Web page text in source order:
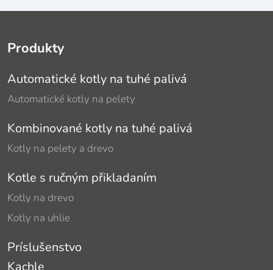
Produkty
Automatické kotly na tuhé palivá
Automatické kotly na pelety
Kombinované kotly na tuhé palivá
Kotly na pelety a drevo
Kotle s ručným přikladaním
Kotly na drevo
Kotly na uhlie
Príslušenstvo